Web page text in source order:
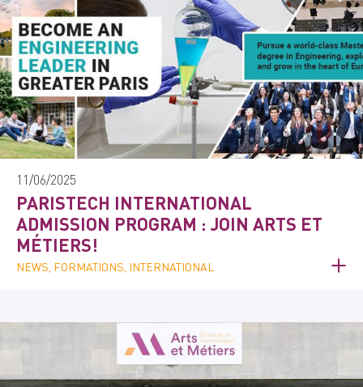
11/06/2025
PARISTECH INTERNATIONAL
ADMISSION PROGRAM : JOIN ARTS ET
MÉTIERS!
NEWS, FORMATIONS, INTERNATIONAL